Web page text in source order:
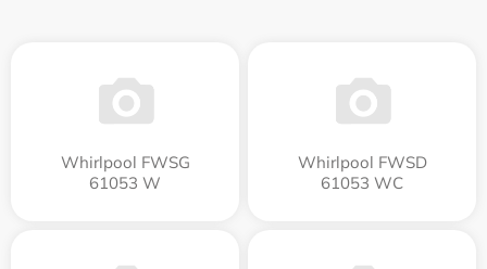
Whirlpool FWSG
61053 W
Whirlpool FWSD
61053 WC